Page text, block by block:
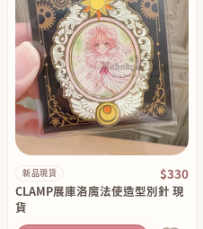
新品現貨 $330
CLAMP展庫洛魔法使造型別針 現
貨